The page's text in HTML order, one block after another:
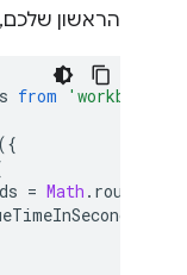
הראשון
from 'workbox-
({
= Math . round